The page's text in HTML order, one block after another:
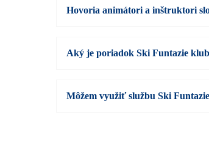
Hovoria animátori a inštruktori
Aký je poriadok Ski Funtazie
Môžem využiť službu Ski